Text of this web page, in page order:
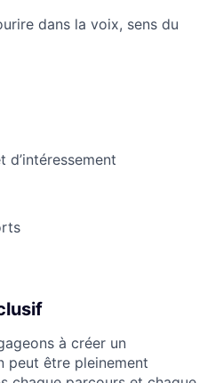
dans la voix, sens du
à créer un
peut être pleinement